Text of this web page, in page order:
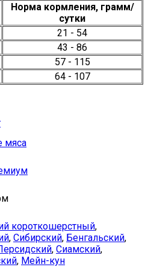
Норма кормления, грамм/
сутки
21 - 54
43 - 86
57 - 115
64 - 107
мяса
короткошерстный,
, Сибирский, Бенгальский,
, Сиамский,
, Мейн-кун